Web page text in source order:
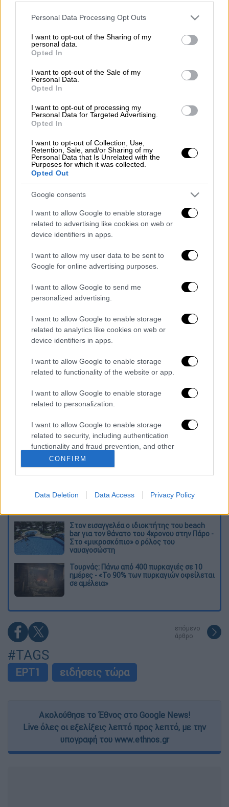
Please note that this website/app uses one or more Google
not limited to your visit or usage behaviour. You may click to
grant or deny consent to Google and its third-party tags to
use your data for below specified purposes in below Google
consent section.
Personal Data Processing Opt Outs
I want to opt-out of the Sharing of my
personal data.
Opted In
I want to opt-out of the Sale of my
Personal Data.
Opted In
I want to opt-out of processing my
Personal Data for Targeted Advertising.
Opted In
I want to opt-out of Collection, Use,
Retention, Sale, and/or Sharing of my
Personal Data that Is Unrelated with the
Purposes for which it was collected.
Opted Out
Google consents
I want to allow Google to enable storage
related to advertising like cookies on web or
device identifiers in apps.
I want to allow my user data to be sent to
Google for online advertising purposes.
I want to allow Google to send me
personalized advertising.
I want to allow Google to enable storage
related to analytics like cookies on web or
device identifiers in apps.
I want to allow Google to enable storage
related to functionality of the website or app.
I want to allow Google to enable storage
related to personalization.
I want to allow Google to enable storage
related to security, including authentication
functionality and fraud prevention, and other
user protection.
CONFIRM
Data Deletion Data Access Privacy Policy
Κάθε μέρα, από Δευτέρα έως Παρασκευή, ο
Βίδου συνδέονται με την Ελλάδα και τον
κόσμο και μεταδίδουν ό,τι συμβαίνει και ό,τι
μας αφορά και επηρεάζει την
καθημερινότητά μας.
Μαζί τους, το δημοσιογραφικό επιτελείο
της ΕΡΤ, πολιτικοί, οικονομικοί, αθλητικοί,
πολιτιστικοί συντάκτες, αναλυτές, αλλά και
προσκεκλημένοι εστιάζουν και φωτίζουν τα
θέματα της επικαιρότητας.
ΟΛΕΣ ΟΙ ΕΙΔΗΣΕΙΣ
Επιμένει στην επιθετική ρητορική η
Τουρκία: «Η Ελλάδα να μην επιχειρήσει
ενέργειες που θα τη βάλουν σε
μπελάδες», είπε ο Ακάρ
Σάλος με τη δήλωση του Μητροπολίτη
Χρυσόστομου για τους βιασμούς -
Εβδομάδα-σταθμός για την οικονομία:
Κλειδώνουν πακέτο ΔΕΘ και
δημοσιονομικός χώρος
Καιρός: Στη δίνη κακοκαιρίας εξπρές η
Ελλάδα: Πότε και που θα είναι έντονα τα
φαινόμενα - Πρόγνωση Μαρουσάκη
Viral έγινε έλληνας πιλότος: «Το
πατήσαμε, το σκίσαμε, αλλά δεν είμαστε
μάγοι, πιλότοι είμαστε»
Διαβάστε ακόμη
O στρατηγός ήταν σχιζοφρενής, εμμονικός,
πλησίαζε τα 75 όταν τον αντάμωσε η δόξα –
Εκείνος που άλλαξε την πορεία της
Ιστορίας!
«Κάθε πόλεμος είναι ένας εμφύλιος, όλοι
είμαστε αδέλφια»
Στον εισαγγελέα ο ιδιοκτήτης του beach
bar για τον θάνατο του 4χρονου στην Πάρο -
Στο «μικροσκόπιο» ο ρόλος του
ναυαγοσώστη
Τουρνάς: Πάνω από 400 πυρκαγιές σε 10
ημέρες - «Το 90% των πυρκαγιών οφείλεται
σε αμέλεια»
επόμενο
άρθρο
#TAGS
ΕΡΤ1 ειδήσεις τώρα
Ακολούθησε το Έθνος στο Google News!
Live όλες οι εξελίξεις λεπτό προς λεπτό, με την
υπογραφή του www.ethnos.gr